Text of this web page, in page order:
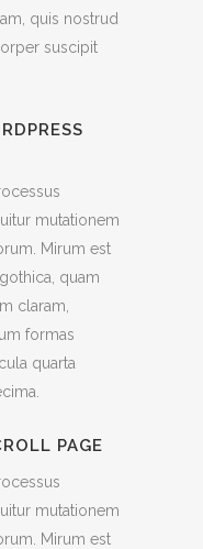
quis nostrud
suscipit
mutationem
Mirum est
quam
claram,
formas
quarta
PAGE
mutationem
Mirum est